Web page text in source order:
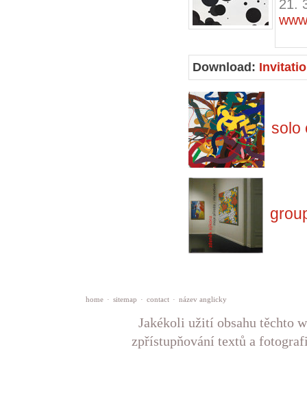
21.
Download:
solo
home · sitemap · contact · název anglicky
Jakékoli užití obsahu těchto
zpřístupňování textů a